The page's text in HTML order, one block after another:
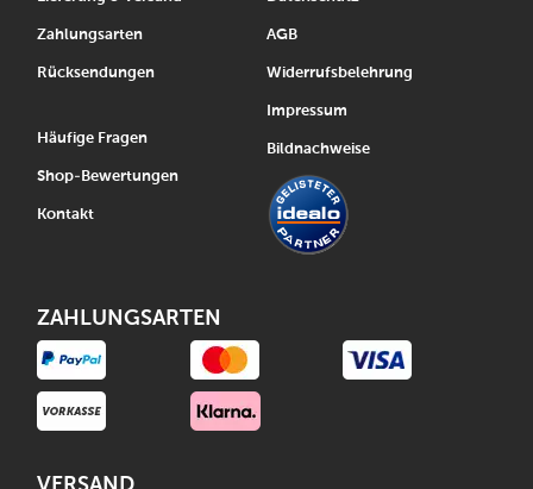
Zahlungsarten
Rücksendungen
Häufige Fragen
Shop-Bewertungen
Kontakt
AGB
Widerrufsbelehrung
Impressum
Bildnachweise
ZAHLUNGSARTEN